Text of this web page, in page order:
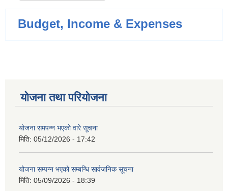
Budget, Income & Expenses
योजना तथा परियोजना
योजना समपन्न भएको वारे सूचना
मिति: 05/12/2026 - 17:42
योजना सम्पन्न भएको सम्बन्धि सार्वजनिक सूचना
मिति: 05/09/2026 - 18:39